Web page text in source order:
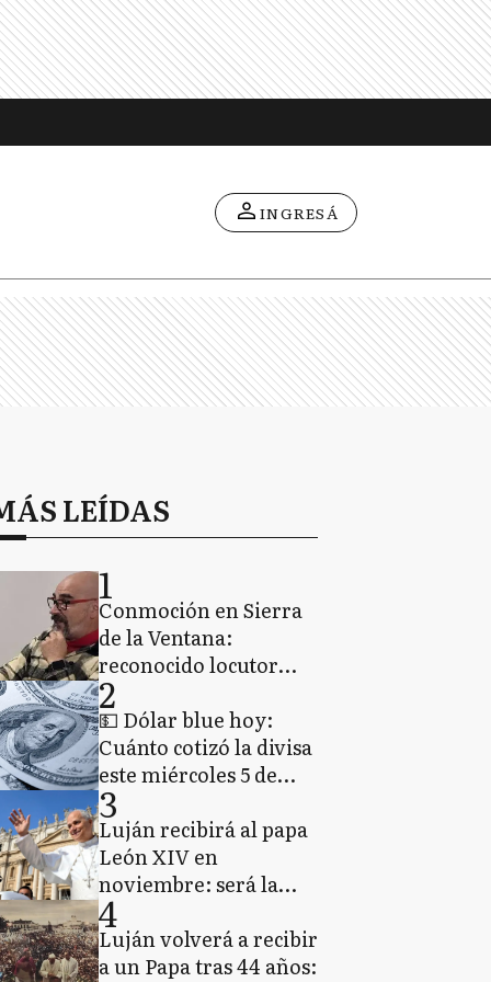
INGRESÁ
LEÍDAS
1
Conmoción en Sierra
de la Ventana:
reconocido locutor
murió tras
descompensarse
durante un programa
de streaming en vivo
2
💵 Dólar blue hoy:
Cuánto cotizó la divisa
este miércoles 5 de
agosto de 2026
3
Luján recibirá al papa
León XIV en
noviembre: será la
primera visita de un
Pontífice a la Basílica
en más de 40 años
4
Luján volverá a recibir
a un Papa tras 44 años: